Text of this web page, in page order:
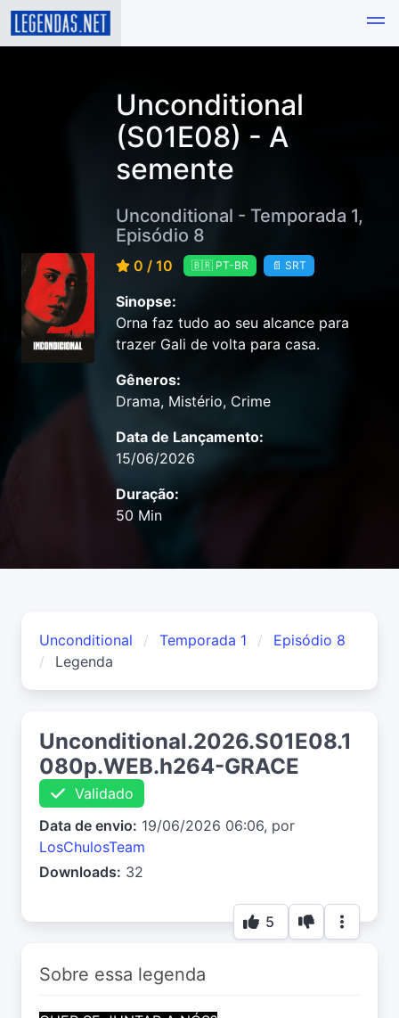
Unconditional
(S01E08) - A
semente
Unconditional - Temporada 1,
Episódio 8
0 / 10 🇧🇷 PT-BR 📄 SRT
Sinopse:
Orna faz tudo ao seu alcance para
trazer Gali de volta para casa.
Gêneros:
Drama, Mistério, Crime
Data de Lançamento:
15/06/2026
Duração:
50 Min
Unconditional Temporada 1
Episódio 8
Legenda
Unconditional.2026.S01E08.1
080p.WEB.h264-GRACE
Validado
Data de envio: 19/06/2026 06:06, por
LosChulosTeam
Downloads: 32
5
Sobre essa legenda